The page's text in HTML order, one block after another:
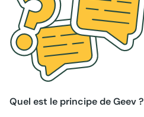
Quel est le principe de Geev ?